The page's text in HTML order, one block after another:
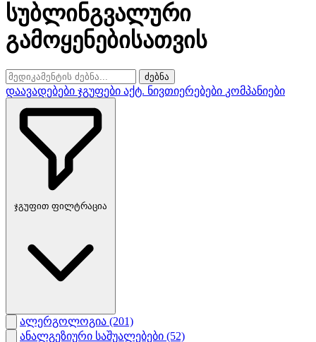
სუბლინგვალური
გამოყენებისათვის
ძებნა
დაავადებები ჯგუფები აქტ. ნივთიერებები კომპანიები
ჯგუფით ფილტრაცია
ალერგოლოგია (201)
ანალგეზიური საშუალებები (52)